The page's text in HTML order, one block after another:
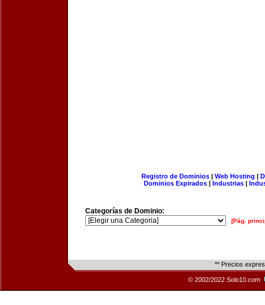
Registro de Dominios| Web Hosting |
Dominios Expirados | Industrias |
Categorías de Dominio:
[Pág.
** Precios
© 2002/2022 Solo10.com